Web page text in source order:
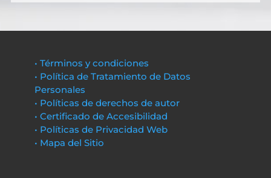
• Términos y condiciones
• Política de Tratamiento de Datos
Personales
• Políticas de derechos de autor
• Certificado de Accesibilidad
• Políticas de Privacidad Web
• Mapa del Sitio